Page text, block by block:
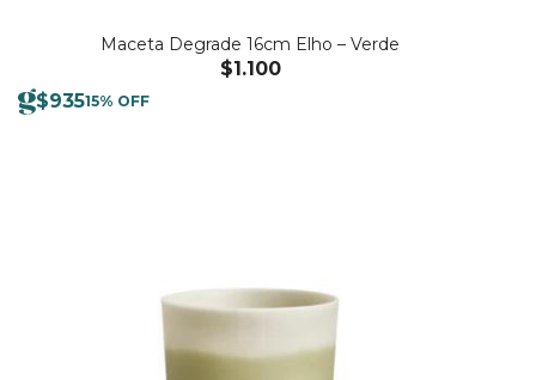
Maceta Degrade 16cm Elho – Verde
$1.100
$93515% OFF